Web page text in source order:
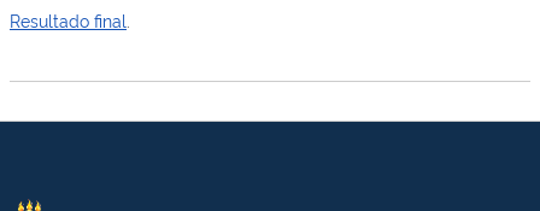
Resultado final